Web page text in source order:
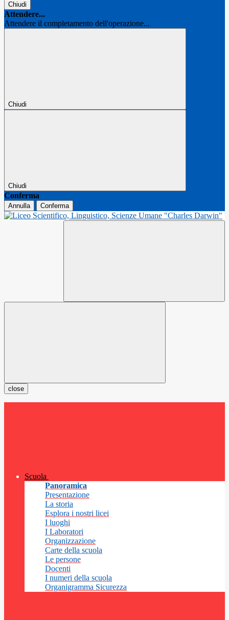
Chiudi
Attendere...
Attendere il completamento dell'operazione...
Chiudi
Chiudi
Conferma
Annulla Conferma
close
Scuola
Panoramica
Presentazione
La storia
Esplora i nostri licei
I luoghi
I Laboratori
Organizzazione
Carte della scuola
Le persone
Docenti
I numeri della scuola
Organigramma Sicurezza